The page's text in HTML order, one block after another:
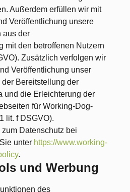
Außerdem erfüllen wir mit
Veröffentlichung unsere
aus der
mit den betroffenen Nutzern
Zusätzlich verfolgen wir
Veröffentlichung unser
Bereitstellung der
und die Erleichterung der
für Working-Dog-
lit. f DSGVO).
Datenschutz bei
unter https://www.working-
.
und Werbung
des